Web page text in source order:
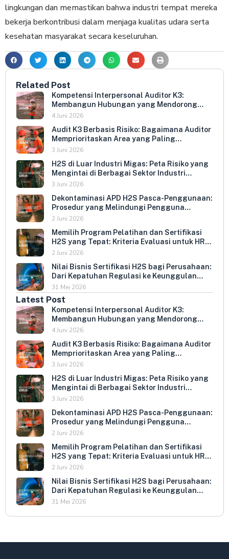
lingkungan dan memastikan bahwa industri tempat mereka
bekerja berkontribusi dalam menjaga kualitas udara serta
kesehatan masyarakat secara keseluruhan.
Related Post
Kompetensi Interpersonal Auditor K3:
Membangun Hubungan yang Mendorong
Keterbukaan dan Kepatuhan Sukarela
4 Juni 2026
Audit K3 Berbasis Risiko: Bagaimana Auditor
Memprioritaskan Area yang Paling
Menentukan Kepatuhan Perusahaan
3 Juni 2026
H2S di Luar Industri Migas: Peta Risiko yang
Mengintai di Berbagai Sektor Industri
Indonesia
3 Juni 2026
Dekontaminasi APD H2S Pasca-Penggunaan:
Prosedur yang Melindungi Pengguna
Berikutnya dan Memperpanjang Umur
2 Juni 2026
Memilih Program Pelatihan dan Sertifikasi
H2S yang Tepat: Kriteria Evaluasi untuk HR
dan HSE Manager
2 Juni 2026
Nilai Bisnis Sertifikasi H2S bagi Perusahaan:
Dari Kepatuhan Regulasi ke Keunggulan
Kompetitif
31 Mei 2026
Latest Post
Kompetensi Interpersonal Auditor K3:
Membangun Hubungan yang Mendorong
Keterbukaan dan Kepatuhan Sukarela
4 Juni 2026
Audit K3 Berbasis Risiko: Bagaimana Auditor
Memprioritaskan Area yang Paling
Menentukan Kepatuhan Perusahaan
3 Juni 2026
H2S di Luar Industri Migas: Peta Risiko yang
Mengintai di Berbagai Sektor Industri
Indonesia
3 Juni 2026
Dekontaminasi APD H2S Pasca-Penggunaan:
Prosedur yang Melindungi Pengguna
Berikutnya dan Memperpanjang Umur
2 Juni 2026
Memilih Program Pelatihan dan Sertifikasi
H2S yang Tepat: Kriteria Evaluasi untuk HR
dan HSE Manager
2 Juni 2026
Nilai Bisnis Sertifikasi H2S bagi Perusahaan:
Dari Kepatuhan Regulasi ke Keunggulan
Kompetitif
31 Mei 2026